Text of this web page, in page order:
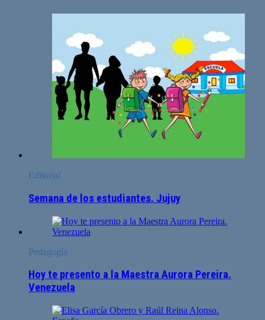
Editorial
Semana de los estudiantes. Jujuy
Pedagogía
Hoy te presento a la Maestra Aurora Pereira.
Venezuela